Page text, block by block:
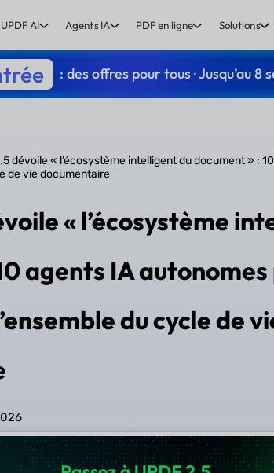
UPDF AI Agents IA PDF en ligne Solutions
: des offres pour tous · Jusqu’au 8
dévoile « l’écosystème intelligent du document » :
de vie documentaire
« l’écosystème
agents IA
du cycle de